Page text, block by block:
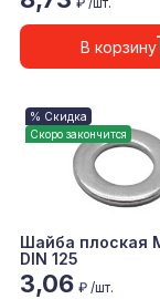
В корзину
% Скидка
Скоро закончится
Шайба плоская
DIN 125
3,06 ₽ /шт.